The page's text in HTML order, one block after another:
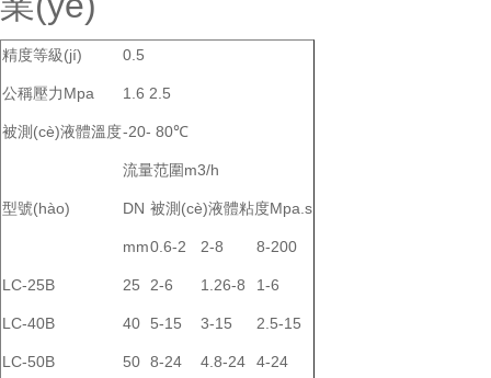
精度等級(jí) 0.5
公稱壓力Mpa 1.6 2.5
被測(cè)液體溫度-20- 80℃
型號(hào)
流量范圍m3/h
DN 被測(cè)液體粘度Mpa.s
mm0.6-2 2-8 8-200
LC-25B 25 2-6 1.26-8 1-6
LC-40B 40 5-15 3-15 2.5-15
LC-50B 50 8-24 4.8-24 4-24